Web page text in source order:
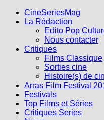
CineSeriesMag
La Rédaction
Edito Pop
Nous contacter
Critiques
Films Classique
Sorties cine
Histoire(s) de
Arras Film Festival
Festivals
Top Films et Séries
Critiques Series